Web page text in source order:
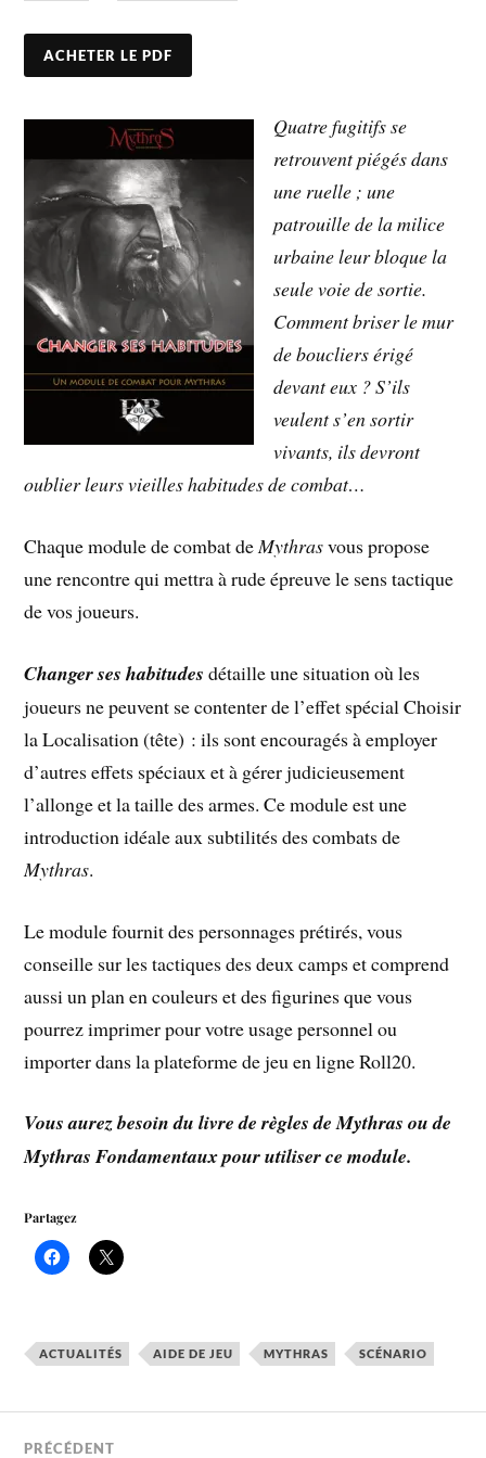
ACHETER LE PDF
Quatre fugitifs se
retrouvent piégés dans
une ruelle ; une
patrouille de la milice
urbaine leur bloque la
seule voie de sortie.
Comment briser le mur
de boucliers érigé
devant eux ? S’ils
veulent s’en sortir
vivants, ils devront
oublier leurs vieilles habitudes de combat…
Chaque module de combat deMythrasvous propose
une rencontre qui mettra à rude épreuve le sens tactique
de vos joueurs.
Changer ses habitudes détaille une situation où les
joueurs ne peuvent se contenter de l’effet spécial Choisir
la Localisation (tête) : ils sont encouragés à employer
d’autres effets spéciaux et à gérer judicieusement
l’allonge et la taille des armes. Ce module est une
introduction idéale aux subtilités des combats de
Mythras.
Le module fournit des personnages prétirés, vous
conseille sur les tactiques des deux camps et comprend
aussi un plan en couleurs et des figurines que vous
pourrez imprimer pour votre usage personnel ou
importer dans la plateforme de jeu en ligne Roll20.
Vous aurez besoin du livre de règles de Mythras ou de
Mythras Fondamentaux pour utiliser ce module.
Partagez
ACTUALITÉS AIDE DE JEU MYTHRAS SCÉNARIO
PRÉCÉDENT